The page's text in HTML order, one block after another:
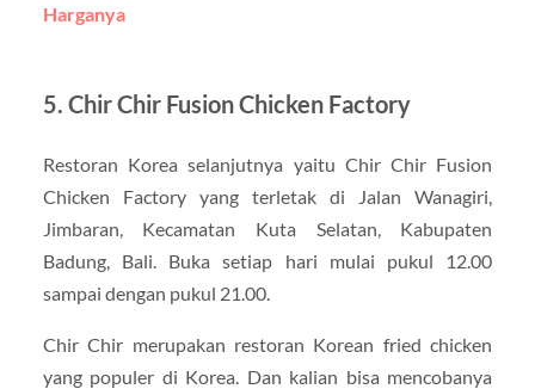
Harganya
5. Chir Chir Fusion Chicken Factory
Restoran Korea selanjutnya yaitu Chir Chir Fusion
Chicken Factory yang terletak di Jalan Wanagiri,
Jimbaran, Kecamatan Kuta Selatan, Kabupaten
Badung, Bali. Buka setiap hari mulai pukul 12.00
sampai dengan pukul 21.00.
Chir Chir merupakan restoran Korean fried chicken
yang populer di Korea. Dan kalian bisa mencobanya